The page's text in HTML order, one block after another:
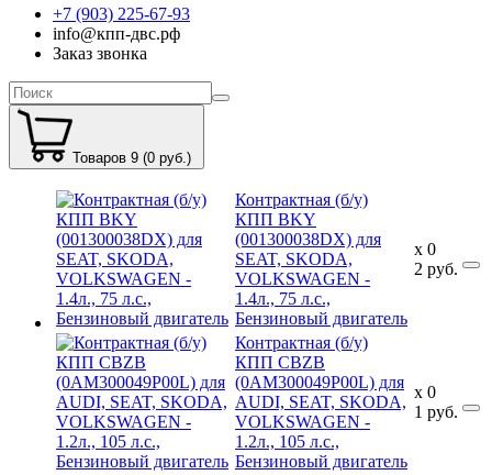
+7 (903) 225-67-93
info@кпп-двс.рф
Заказ звонка
Товаров 9 (0 руб.)
Контрактная (б/у)
КПП BKY
(001300038DX) для
SEAT, SKODA,
VOLKSWAGEN -
1.4л., 75 л.с.,
Бензиновый двигатель
x
2
0
руб.
Контрактная (б/у)
КПП CBZB
(0AM300049P00L) для
AUDI, SEAT, SKODA,
VOLKSWAGEN -
1.2л., 105 л.с.,
Бензиновый двигатель
x
1
0
руб.